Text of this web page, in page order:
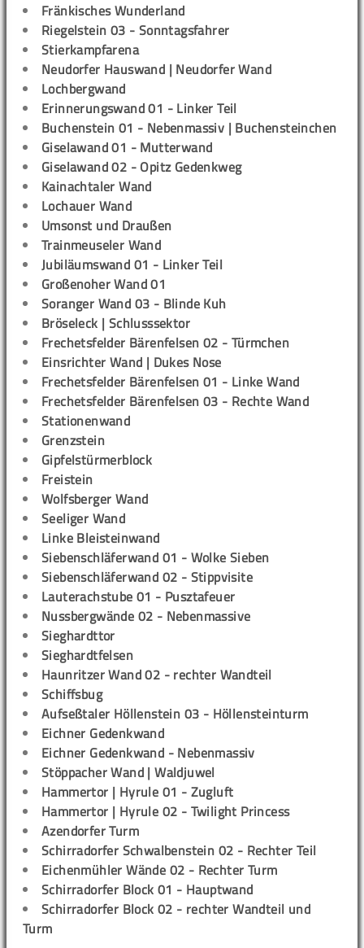
Fränkisches Wunderland
Riegelstein 03 - Sonntagsfahrer
Stierkampfarena
Neudorfer Hauswand | Neudorfer Wand
Lochbergwand
Erinnerungswand 01 - Linker Teil
Buchenstein 01 - Nebenmassiv | Buchensteinchen
Giselawand 01 - Mutterwand
Giselawand 02 - Opitz Gedenkweg
Kainachtaler Wand
Lochauer Wand
Umsonst und Draußen
Trainmeuseler Wand
Jubiläumswand 01 - Linker Teil
Großenoher Wand 01
Soranger Wand 03 - Blinde Kuh
Bröseleck | Schlusssektor
Frechetsfelder Bärenfelsen 02 - Türmchen
Einsrichter Wand | Dukes Nose
Frechetsfelder Bärenfelsen 01 - Linke Wand
Frechetsfelder Bärenfelsen 03 - Rechte Wand
Stationenwand
Grenzstein
Gipfelstürmerblock
Freistein
Wolfsberger Wand
Seeliger Wand
Linke Bleisteinwand
Siebenschläferwand 01 - Wolke Sieben
Siebenschläferwand 02 - Stippvisite
Lauterachstube 01 - Pusztafeuer
Nussbergwände 02 - Nebenmassive
Sieghardttor
Sieghardtfelsen
Haunritzer Wand 02 - rechter Wandteil
Schiffsbug
Aufseßtaler Höllenstein 03 - Höllensteinturm
Eichner Gedenkwand
Eichner Gedenkwand - Nebenmassiv
Stöppacher Wand | Waldjuwel
Hammertor | Hyrule 01 - Zugluft
Hammertor | Hyrule 02 - Twilight Princess
Azendorfer Turm
Schirradorfer Schwalbenstein 02 - Rechter Teil
Eichenmühler Wände 02 - Rechter Turm
Schirradorfer Block 01 - Hauptwand
Schirradorfer Block 02 - rechter Wandteil und
Turm